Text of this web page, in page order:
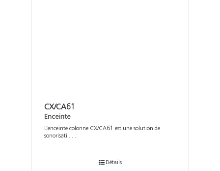
CX/CA61
Enceinte
L’enceinte colonne CX/CA61 est une solution de
sonorisati . . .
Détails